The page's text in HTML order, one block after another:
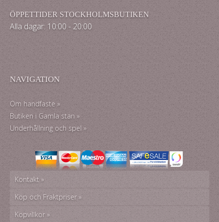
ÖPPETTIDER STOCKHOLMSBUTIKEN
Alla dagar: 10:00 - 20:00
NAVIGATION
Om handfaste »
Butiken i Gamla stan »
Underhållning och spel »
Kontakt »
Köp och Fraktpriser »
Köpvillkor »